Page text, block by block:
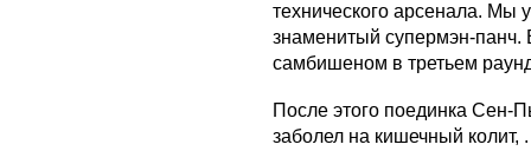
технического арсенала. Мы
знаменитый супермэн-панч.
самбишеном в третьем
После этого поединка Сен-
заболел на кишечный колит, .